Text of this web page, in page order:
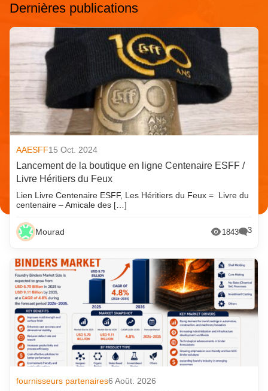
Dernières publications
AAESFF15 Oct. 2024
Lancement de la boutique en ligne Centenaire ESFF /
Livre Héritiers du Feux
Lien Livre Centenaire ESFF, Les Héritiers du Feux = Livre du
centenaire – Amicale des […]
Mourad 1843 3
fournisseurs partenaires6 Août. 2026